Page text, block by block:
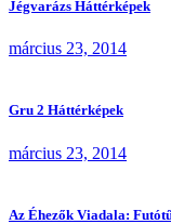
Jégvarázs Háttérképek
március 23, 2014
Gru 2 Háttérképek
március 23, 2014
Az Éhezők Viadala: